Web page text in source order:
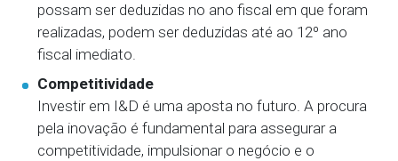
possam ser deduzidas no ano fiscal em que foram
realizadas, podem ser deduzidas até ao 12º ano
fiscal imediato.
Competitividade
Investir em I&D é uma aposta no futuro. A procura
pela inovação é fundamental para assegurar a
competitividade, impulsionar o negócio e o